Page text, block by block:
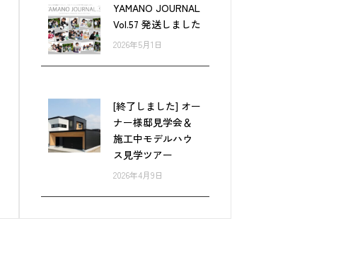
YAMANO JOURNAL
Vol.57 発送しました
2026年5月1日
[終了しました] オー
ナー様邸見学会＆
施工中モデルハウ
ス見学ツアー
2026年4月9日